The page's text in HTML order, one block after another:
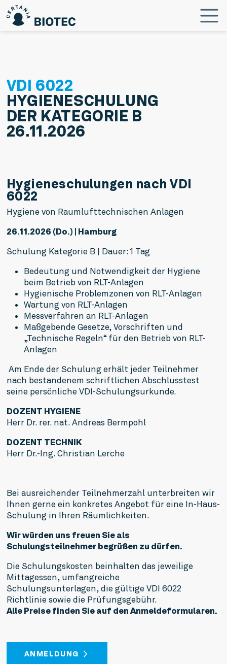
VDI 6022
HYGIENESCHULUNG
DER KATEGORIE B
26.11.2026
Hygieneschulungen nach VDI
6022
Hygiene von Raumlufttechnischen Anlagen
26.11.2026 (Do.) | Hamburg
Schulung Kategorie B | Dauer: 1 Tag
Bedeutung und Notwendigkeit der Hygiene
beim Betrieb von RLT-Anlagen
Hygienische Problemzonen von RLT-Anlagen
Wartung von RLT-Anlagen
Messverfahren an RLT-Anlagen
Maßgebende Gesetze, Vorschriften und
„Technische Regeln“ für den Betrieb von RLT-
Anlagen
Am Ende der Schulung erhält jeder Teilnehmer
nach bestandenem schriftlichen Abschlusstest
seine persönliche VDI-Schulungsurkunde.
DOZENT HYGIENE
Herr Dr. rer. nat. Andreas Bermpohl
DOZENT TECHNIK
Herr Dr.-Ing. Christian Lerche
Bei ausreichender Teilnehmerzahl unterbreiten wir
Ihnen gerne ein konkretes Angebot für eine In-Haus-
Schulung in Ihren Räumlichkeiten.
Wir würden uns freuen Sie als
Schulungsteilnehmer begrüßen zu dürfen.
Die Schulungskosten beinhalten das jeweilige
Mittagessen, umfangreiche
Schulungsunterlagen, die gültige VDI 6022
Richtlinie sowie die Prüfungsgebühr.
Alle Preise finden Sie auf den Anmelde­formularen.
ANMELDUNG